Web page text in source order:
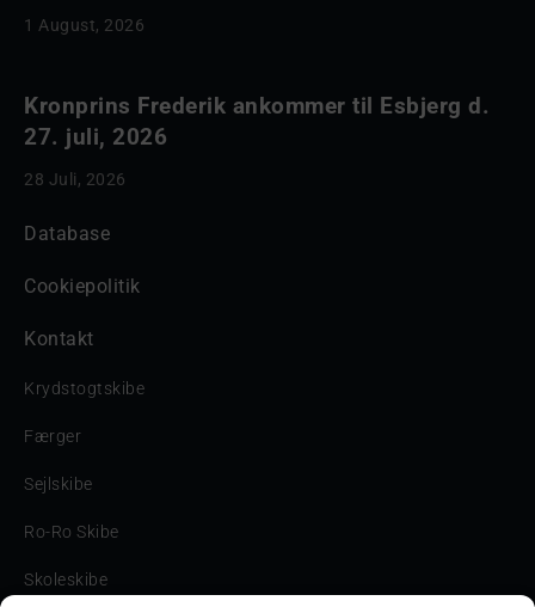
1 August, 2026
Kronprins Frederik ankommer til Esbjerg d.
27. juli, 2026
28 Juli, 2026
Database
Cookiepolitik
Kontakt
Krydstogtskibe
Færger
Sejlskibe
Ro-Ro Skibe
Skoleskibe